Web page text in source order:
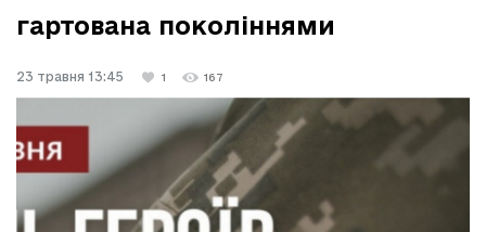
гартована поколіннями
23 травня 13:45 1 167